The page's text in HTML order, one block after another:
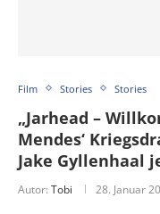
Film Stories Stories
„Jarhead –
Mendes‘
Jake Gyllenhaal
Autor: Tobi 28. Januar